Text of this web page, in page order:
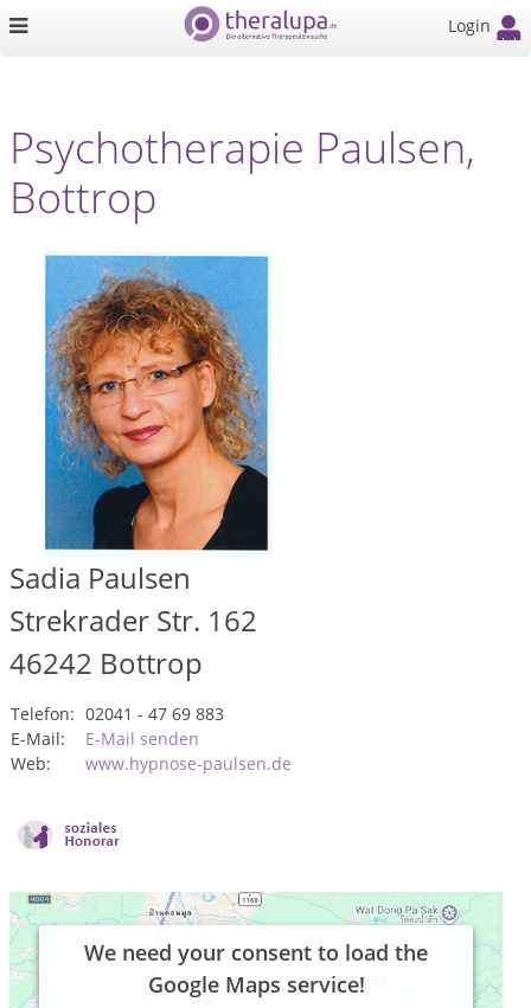
Login
Psychotherapie Paulsen,
Bottrop
Sadia Paulsen
Strekrader Str. 162
46242 Bottrop
Telefon: 02041 - 47 69 883
E-Mail:
E-Mail senden
Web:
www.hypnose-paulsen.de
We need your consent to load the
Google Maps service!